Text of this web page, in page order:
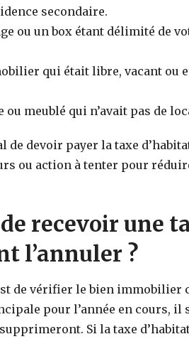
secondaire.
ou un box étant délimité de
qui était libre, vacant ou
meublé qui n’avait pas de
de devoir payer la taxe
ou action à tenter pour
recevoir une
l’annuler ?
de vérifier le bien immobilier
pour l’année en cours, il
Si la taxe